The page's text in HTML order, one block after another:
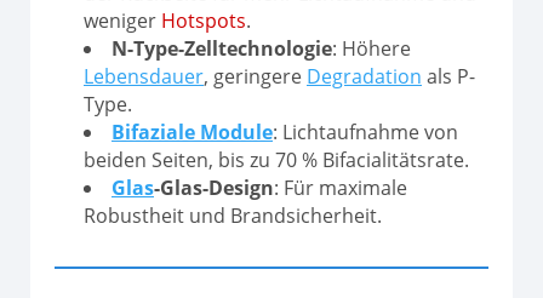
weniger Hotspots.
N-Type-Zelltechnologie: Höhere
Lebensdauer, geringere Degradation als P-
Type.
Bifaziale Module: Lichtaufnahme von
beiden Seiten, bis zu 70 % Bifacialitätsrate.
Glas-Glas-Design: Für maximale
Robustheit und Brandsicherheit.